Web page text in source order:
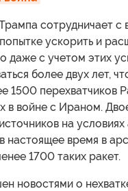
сотрудничает с
ускорить и
даже с учетом этих
более двух лет,
1500 перехватчиков
в войне с Ираном.
на
в настоящее время в
1700 таких ракет.
новостями о